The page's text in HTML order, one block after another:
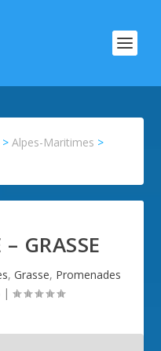
>Alpes-Maritimes >
GRASSE
, Grasse, Promenades
|